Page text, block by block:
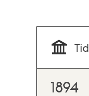
Tid
1894